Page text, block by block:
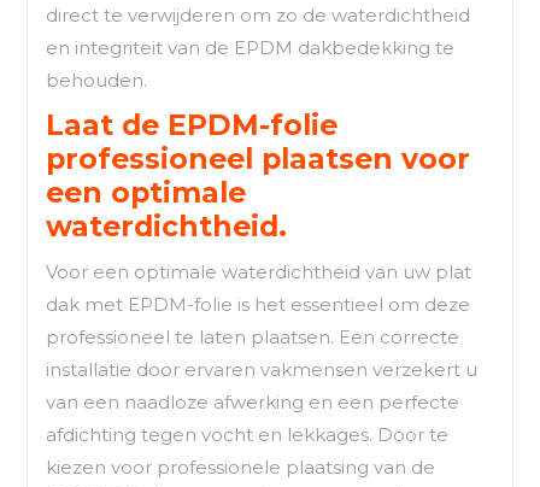
direct te verwijderen om zo de waterdichtheid
en integriteit van de EPDM dakbedekking te
behouden.
Laat de EPDM-folie
professioneel plaatsen voor
een optimale
waterdichtheid.
Voor een optimale waterdichtheid van uw plat
dak met EPDM-folie is het essentieel om deze
professioneel te laten plaatsen. Een correcte
installatie door ervaren vakmensen verzekert u
van een naadloze afwerking en een perfecte
afdichting tegen vocht en lekkages. Door te
kiezen voor professionele plaatsing van de